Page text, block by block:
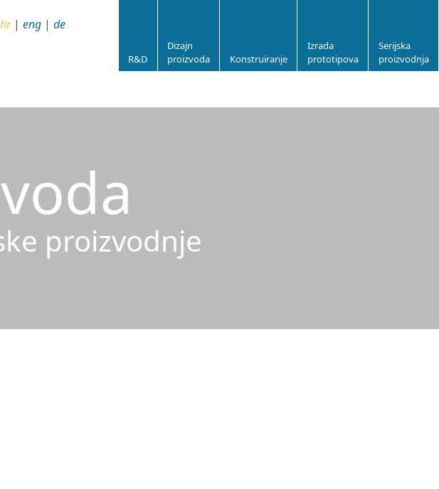
R&D
Dizajn
proizvoda
Konstruiranje
Izrada
prototipova
Serijska
proizvodnja
hr| eng| de
proizvodnje